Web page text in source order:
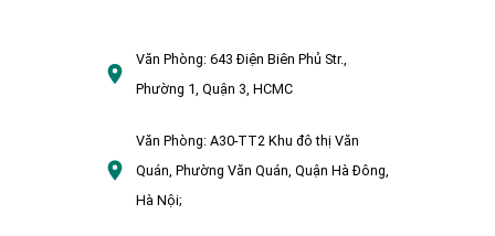
Văn Phòng:643 Điện Biên Phủ Str.,
Phường 1, Quận 3, HCMC
Văn Phòng:A30-TT2 Khu đô thị Văn
Quán, Phường Văn Quán, Quận Hà Đông,
Hà Nội;